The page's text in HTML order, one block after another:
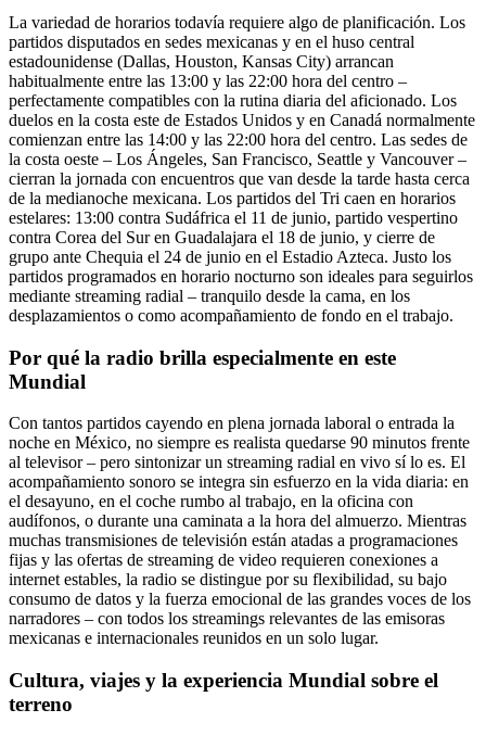
La variedad de horarios todavía requiere algo de planificación. Los
partidos disputados en sedes mexicanas y en el huso central
estadounidense (Dallas, Houston, Kansas City) arrancan
habitualmente entre las 13:00 y las 22:00 hora del centro –
perfectamente compatibles con la rutina diaria del aficionado. Los
duelos en la costa este de Estados Unidos y en Canadá normalmente
comienzan entre las 14:00 y las 22:00 hora del centro. Las sedes de
la costa oeste – Los Ángeles, San Francisco, Seattle y Vancouver –
cierran la jornada con encuentros que van desde la tarde hasta cerca
de la medianoche mexicana. Los partidos del Tri caen en horarios
estelares: 13:00 contra Sudáfrica el 11 de junio, partido vespertino
contra Corea del Sur en Guadalajara el 18 de junio, y cierre de
grupo ante Chequia el 24 de junio en el Estadio Azteca. Justo los
partidos programados en horario nocturno son ideales para seguirlos
mediante streaming radial – tranquilo desde la cama, en los
desplazamientos o como acompañamiento de fondo en el trabajo.
Por qué la radio brilla especialmente en este
Mundial
Con tantos partidos cayendo en plena jornada laboral o entrada la
noche en México, no siempre es realista quedarse 90 minutos frente
al televisor – pero sintonizar un streaming radial en vivo sí lo es. El
acompañamiento sonoro se integra sin esfuerzo en la vida diaria: en
el desayuno, en el coche rumbo al trabajo, en la oficina con
audífonos, o durante una caminata a la hora del almuerzo. Mientras
muchas transmisiones de televisión están atadas a programaciones
fijas y las ofertas de streaming de video requieren conexiones a
internet estables, la radio se distingue por su flexibilidad, su bajo
consumo de datos y la fuerza emocional de las grandes voces de los
narradores – con todos los streamings relevantes de las emisoras
mexicanas e internacionales reunidos en un solo lugar.
Cultura, viajes y la experiencia Mundial sobre el
terreno